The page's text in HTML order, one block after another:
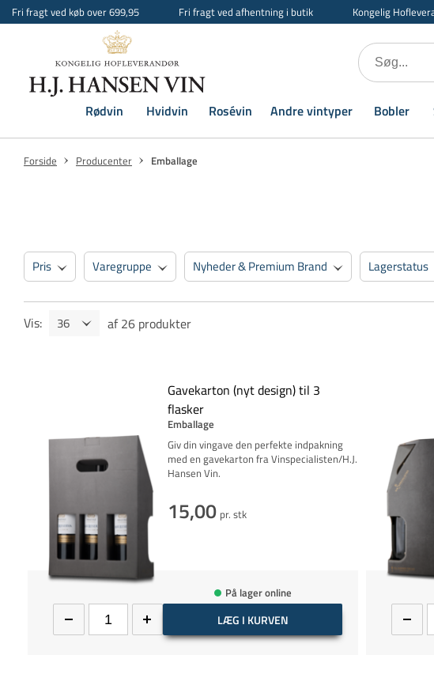
Fri fragt ved køb over 699,95 Fri fragt ved afhentning i butik Kongelig
Rødvin Hvidvin Rosévin Andre vintyper Bobler
Forside Producenter Emballage
Pris Varegruppe Nyheder & Premium Brand Lagerstatus
Vis: af 26 produkter
Gavekarton (nyt design) til 3
flasker
Emballage
Giv din vingave den perfekte indpakning
med en gavekarton fra Vinspecialisten/H.J.
Hansen Vin.
15,00 pr. stk
På lager online
LÆG I KURVEN